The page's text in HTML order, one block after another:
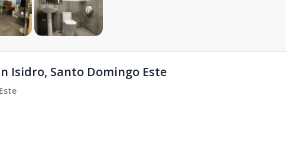
Isidro, Santo Domingo Este